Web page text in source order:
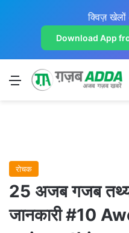
क्विज़
Download App
Menu
रोचक
25 अजब गजब
जानकारी #10